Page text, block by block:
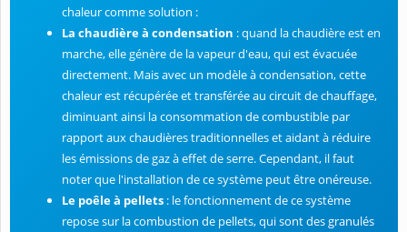
chaleur comme solution :
La chaudière à condensation : quand la chaudière est en
marche, elle génère de la vapeur d'eau, qui est évacuée
directement. Mais avec un modèle à condensation, cette
chaleur est récupérée et transférée au circuit de chauffage,
diminuant ainsi la consommation de combustible par
rapport aux chaudières traditionnelles et aidant à réduire
les émissions de gaz à effet de serre. Cependant, il faut
noter que l'installation de ce système peut être onéreuse.
Le poêle à pellets : le fonctionnement de ce système
repose sur la combustion de pellets, qui sont des granulés